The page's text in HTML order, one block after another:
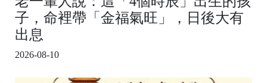
子，命裡帶「金福氣旺」，日後大有
出息
2026-08-10